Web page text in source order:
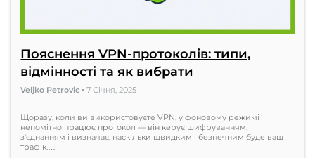
Пояснення VPN-протоколів: типи,
відмінності та як вибрати
Veljko Petrovic•7 Січня, 2025
Щоразу, коли ви використовуєте VPN, у фоновому режимі
непомітно працює протокол — він керує шифруванням,
з'єднанням і визначає, наскільки швидким і безпечним буде ваш
трафік.…